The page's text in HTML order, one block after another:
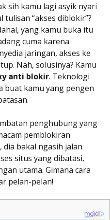
sih kamu lagi asyik nyari
“akses diblokir”?
yang kamu buka itu
cuma karena
jaringan, akses ke
Nah, solusinya? Kamu
anti blokir. Teknologi
buat kamu yang pengen
penghubung yang
pemblokiran
bakal ngasih jalan
situs yang dibatasi,
utama. Gimana cara
pelan-pelan!